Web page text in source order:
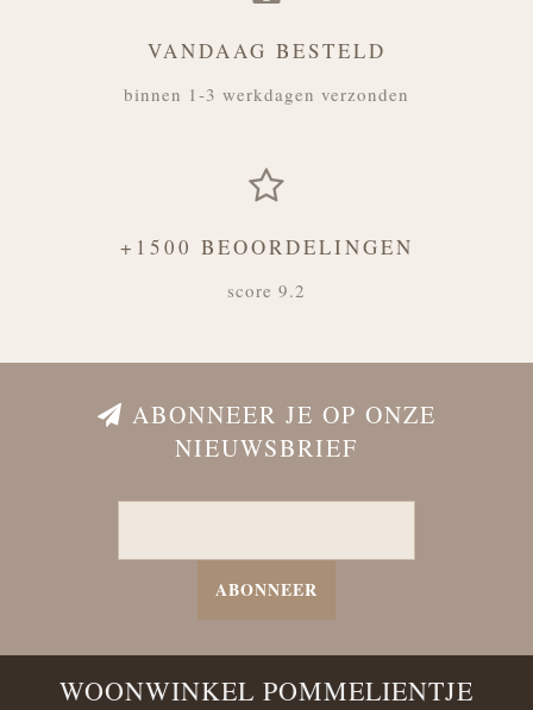
VANDAAG BESTELD
binnen 1-3 werkdagen verzonden
+1500 BEOORDELINGEN
score 9.2
ABONNEER JE OP ONZE
NIEUWSBRIEF
ABONNEER
WOONWINKEL POMMELIENTJE